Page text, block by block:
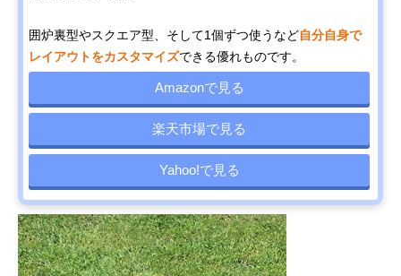
囲炉裏型やスクエア型、そして1個ずつ使うなど自分自身で
レイアウトをカスタマイズできる優れものです。
Amazonで見る
楽天市場で見る
Yahoo!で見る